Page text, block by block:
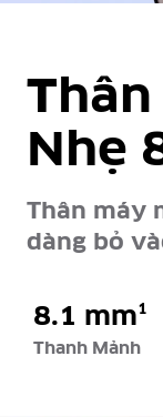
Nhẹ
Thân máy
dàng bỏ
8.1 mm1
Thanh Mảnh